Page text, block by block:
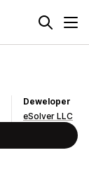
Deweloper
eSolver LLC